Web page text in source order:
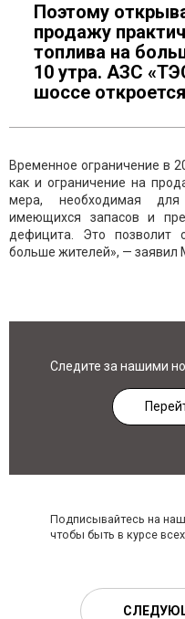
Поэтому
продажу
топлива на
10 утра. АЗС
шоссе
Временное ограничение в
как и ограничение на
мера, необходимая для
имеющихся запасов и
дефицита. Это позволит
больше жителей», — заявил
Следите за нашими
Подписывайтесь на наш
чтобы быть в курсе